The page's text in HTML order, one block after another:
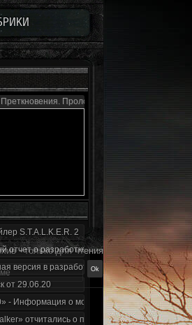
Пролог
S.T.A.L.K.E.R. 2
отчет о разработке!
версия в разработке!
от 29.06.20
- Информация о моде за июнь 2020
отчитались о проделанной работе
- только для чтения